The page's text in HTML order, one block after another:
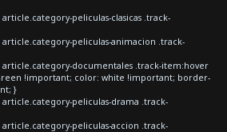
peliculas-clasicas .track-
peliculas-animacion .track-
article.category-documentales .track-item:hover
!important; color: white !important; border-
}
peliculas-drama .track-
peliculas-accion .track-